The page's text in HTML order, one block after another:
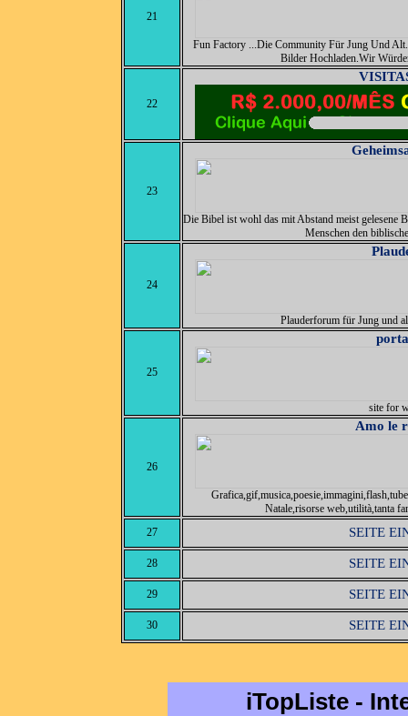
21
Fun Factory ...Die Community Für Jung Und
Bilder Hochladen.Wir
22
23
Die Bibel ist wohl das mit Abstand meist gelesene
Menschen den
24
Plauderforum für Jung und
25
site for
26
Amo le
Natale,risorse web,utilità,tanta
27
SEITE
28 SEITE
29 SEITE
30 SEITE
iTopListe -